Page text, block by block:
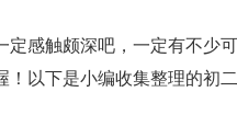
定感触颇深吧，一定有不少
！以下是小编收集整理的初